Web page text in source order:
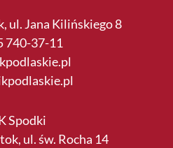
ul. Jana Kilińskiego 8
740-37-11
Spodki
ul. św. Rocha 14